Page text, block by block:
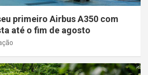
primeiro Airbus A350 com
até o fim de agosto